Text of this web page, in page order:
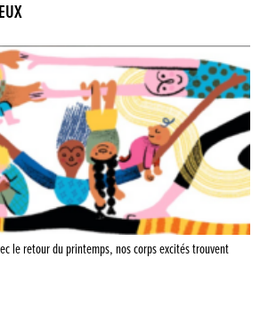
le retour du printemps, nos corps excités trouvent